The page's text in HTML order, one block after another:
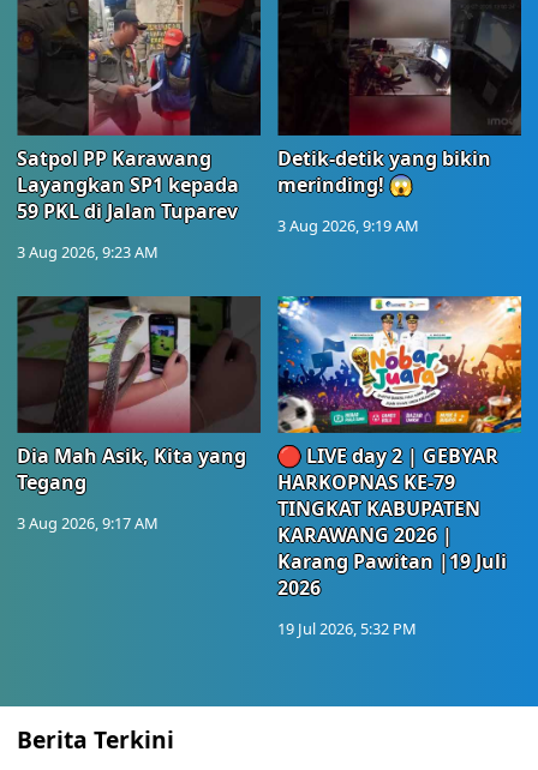
Satpol PP Karawang
Layangkan SP1 kepada
59 PKL di Jalan Tuparev
3 Aug 2026, 9:23 AM
Detik-detik yang bikin
merinding! 😱
3 Aug 2026, 9:19 AM
Dia Mah Asik, Kita yang
Tegang
3 Aug 2026, 9:17 AM
🔴 LIVE day 2 | GEBYAR
HARKOPNAS KE-79
TINGKAT KABUPATEN
KARAWANG 2026 |
Karang Pawitan |19 Juli
2026
19 Jul 2026, 5:32 PM
Berita Terkini